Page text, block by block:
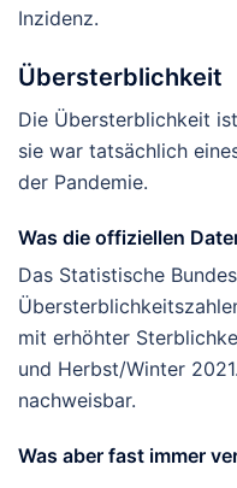
Inzidenz.
Übersterblichkeit
Die Übersterblichkeit
sie war tatsächlich
der Pandemie.
Was die offiziellen
Das Statistische
mit erhöhter
und Herbst/Winter
nachweisbar.
Was aber fast immer